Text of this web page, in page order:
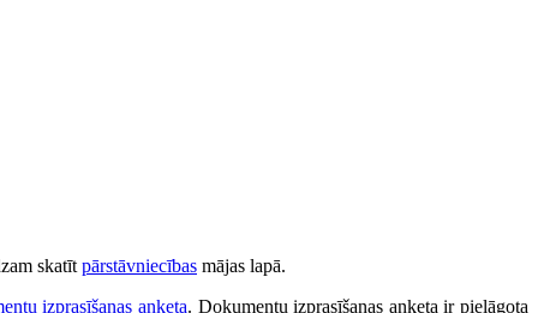
skatīt pārstāvniecības mājas lapā.
izprasīšanas anketa. Dokumentu izprasīšanas anketa ir pielāgota